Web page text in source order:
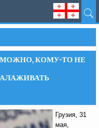
КОМУ-ТО НЕ
Грузия, 31
мая,